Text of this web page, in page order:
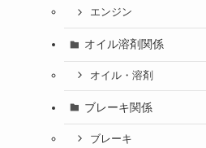
エンジン
オイル溶剤関係
オイル・溶剤
ブレーキ関係
ブレーキ